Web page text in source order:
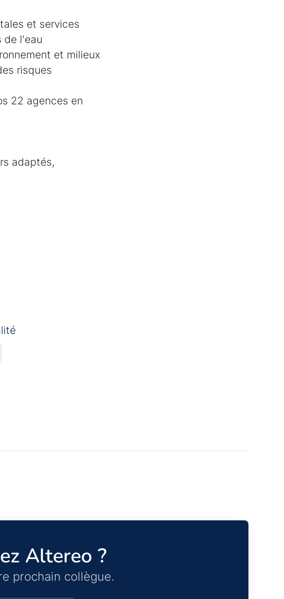
et services
de l'eau
et milieux
risques
22 agences en
adaptés,
Altereo ?
prochain collègue.